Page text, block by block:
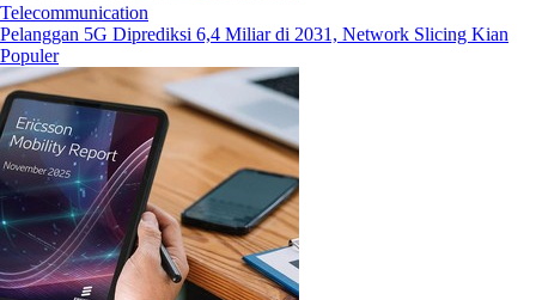
Telecommunication
Pelanggan 5G Diprediksi 6,4 Miliar di 2031, Network Slicing Kian
Populer